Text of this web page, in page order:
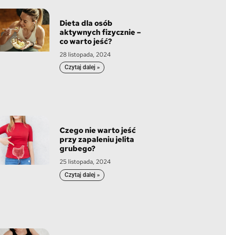
Dieta dla osób
aktywnych fizycznie –
co warto jeść?
28 listopada, 2024
Czytaj dalej »
Czego nie warto jeść
przy zapaleniu jelita
grubego?
25 listopada, 2024
Czytaj dalej »